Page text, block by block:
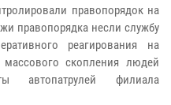
правопорядок на
правопорядка несли службу
реагирования на
скопления людей
автопатрулей филиала